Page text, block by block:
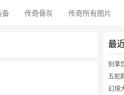
备 传奇骨灰 传奇所有图片
最
别拿
五蛇